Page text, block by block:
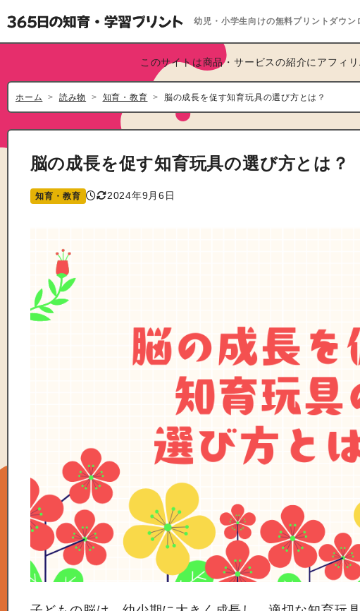
幼児・小学生向けの無料プリントダウン
このサイトは商品・サービスの紹介にアフィ
ホーム 読み物 知育・教育 脳の成長を促す知育玩具の選び方とは？
脳の成長を促す知育玩具の選び方とは？
知育・教育 2024年9月6日